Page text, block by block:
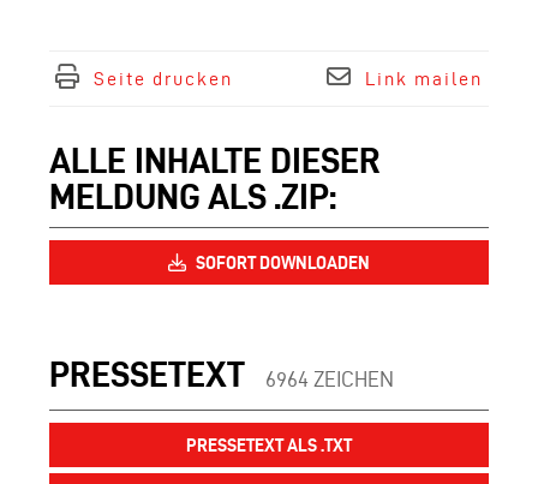
Seite drucken Link mailen
ALLE INHALTE DIESER
MELDUNG ALS .ZIP:
SOFORT DOWNLOADEN
PRESSETEXT 6964 ZEICHEN
PRESSETEXT ALS .TXT